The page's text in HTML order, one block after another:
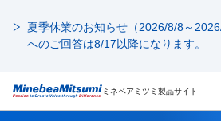
夏季休業のお知らせ（2026/8/8～
へのご回答は8/17以降になります。
ミネベアミツミ製品サイト